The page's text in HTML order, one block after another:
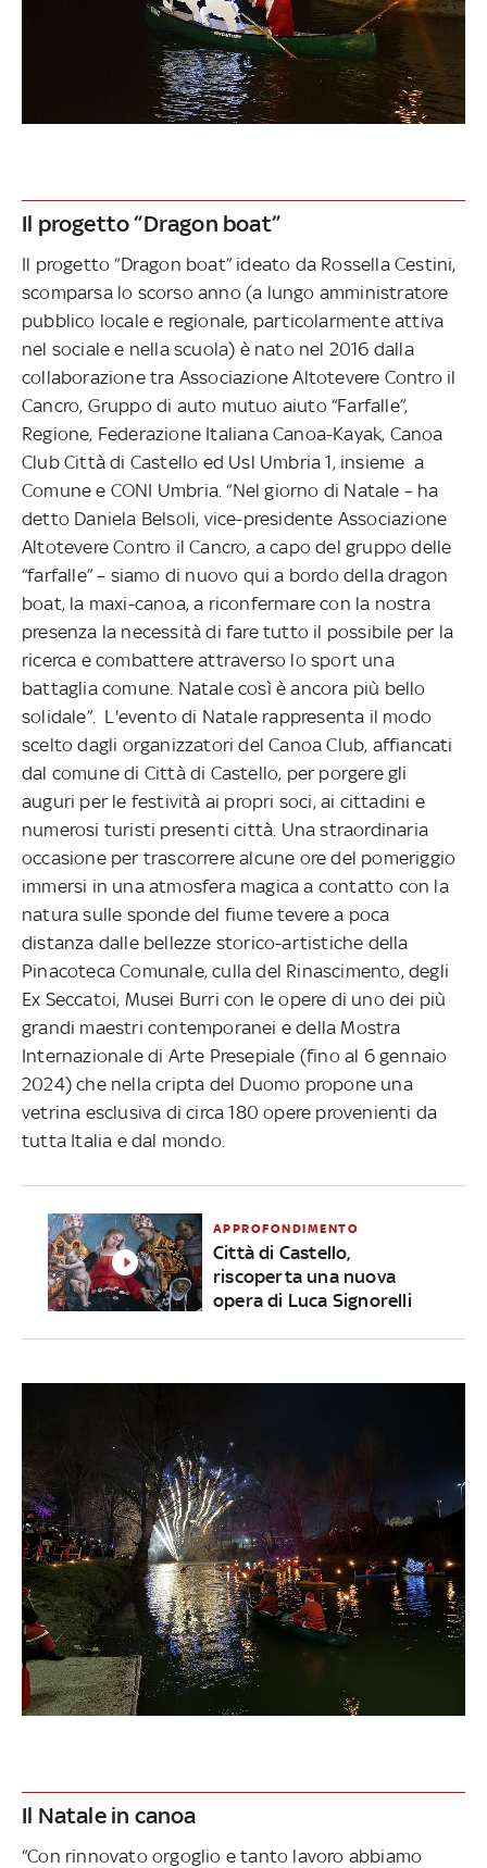
Il progetto “Dragon boat”
Il progetto “Dragon boat” ideato da Rossella Cestini,
scomparsa lo scorso anno (a lungo amministratore
pubblico locale e regionale, particolarmente attiva
nel sociale e nella scuola) è nato nel 2016 dalla
collaborazione tra Associazione Altotevere Contro il
Cancro, Gruppo di auto mutuo aiuto “Farfalle”,
Regione, Federazione Italiana Canoa-Kayak, Canoa
Club Città di Castello ed Usl Umbria 1, insieme a
Comune e CONI Umbria. “Nel giorno di Natale – ha
detto Daniela Belsoli, vice-presidente Associazione
Altotevere Contro il Cancro, a capo del gruppo delle
“farfalle” – siamo di nuovo qui a bordo della dragon
boat, la maxi-canoa, a riconfermare con la nostra
presenza la necessità di fare tutto il possibile per la
ricerca e combattere attraverso lo sport una
battaglia comune. Natale così è ancora più bello
solidale”. L'evento di Natale rappresenta il modo
scelto dagli organizzatori del Canoa Club, affiancati
dal comune di Città di Castello, per porgere gli
auguri per le festività ai propri soci, ai cittadini e
numerosi turisti presenti città. Una straordinaria
occasione per trascorrere alcune ore del pomeriggio
immersi in una atmosfera magica a contatto con la
natura sulle sponde del fiume tevere a poca
distanza dalle bellezze storico-artistiche della
Pinacoteca Comunale, culla del Rinascimento, degli
Ex Seccatoi, Musei Burri con le opere di uno dei più
grandi maestri contemporanei e della Mostra
Internazionale di Arte Presepiale (fino al 6 gennaio
2024) che nella cripta del Duomo propone una
vetrina esclusiva di circa 180 opere provenienti da
tutta Italia e dal mondo.
APPROFONDIMENTO
Città di Castello,
riscoperta una nuova
opera di Luca Signorelli
Il Natale in canoa
“Con rinnovato orgoglio e tanto lavoro abbiamo